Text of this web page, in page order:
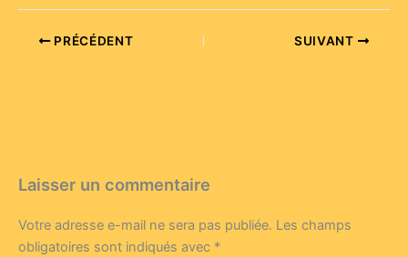
PRÉCÉDENT SUIVANT
Laisser un commentaire
Votre adresse e-mail ne sera pas publiée. Les champs
obligatoires sont indiqués avec *